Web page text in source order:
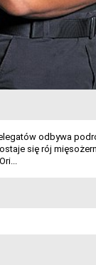
odbywa
się rój